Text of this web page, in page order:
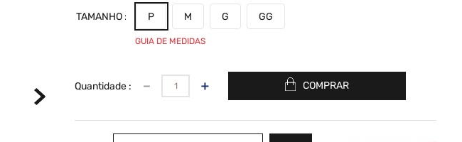
TAMANHO P M G GG
GUIA DE MEDIDAS
Quantidade ＋
－ COMPRAR